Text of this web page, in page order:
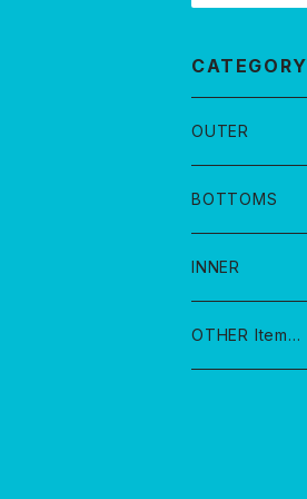
CATEGORY
OUTER
BOTTOMS
INNER
OTHER Item…